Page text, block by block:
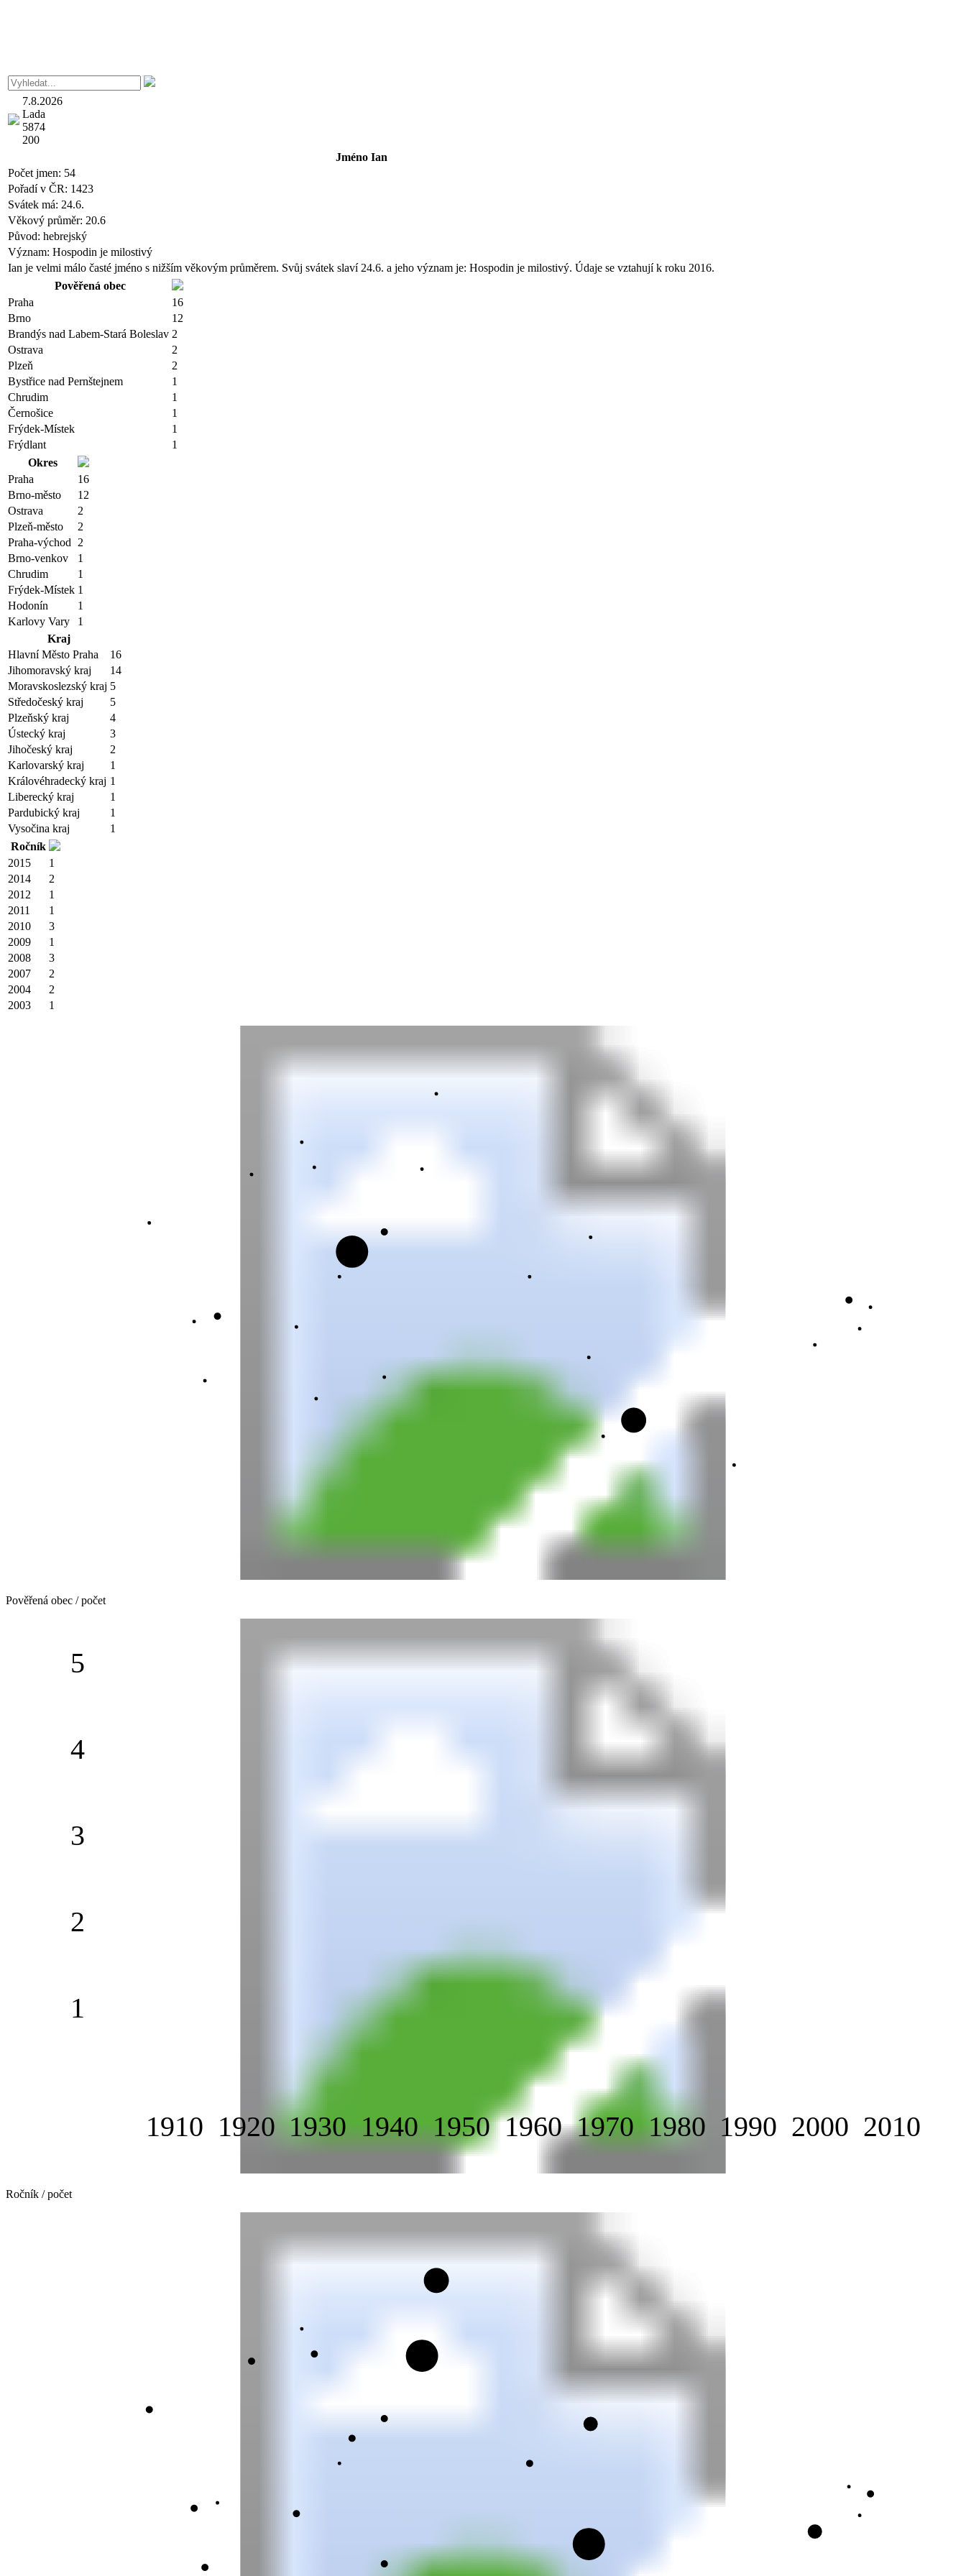
7.8.2026
Lada
5874
200
JménoIan
Počet jmen: 54
Pořadí v ČR: 1423
Svátek má: 24.6.
Věkový průměr: 20.6
Původ: hebrejský
Význam: Hospodin je milostivý
Ian je velmi málo časté jméno s nižším věkovým průměrem. Svůj svátek slaví 24.6. a jeho význam je: Hospodin je milostivý. Údaje se vztahují k roku 2016.
Pověřená obec
Praha
16
Brno
12
Brandýs nad Labem-Stará Boleslav 2
Ostrava
2
Plzeň
2
Bystřice nad Pernštejnem
1
Chrudim
1
Černošice
1
Frýdek-Místek
1
Frýdlant
1
Okres
Praha
16
Brno-město
12
Ostrava
2
Plzeň-město
2
Praha-východ
2
Brno-venkov
1
Chrudim
1
Frýdek-Místek 1
Hodonín
1
Karlovy Vary
1
Kraj
Hlavní Město Praha
16
Jihomoravský kraj
14
Moravskoslezský kraj 5
Středočeský kraj
5
Plzeňský kraj
4
Ústecký kraj
3
Jihočeský kraj
2
Karlovarský kraj
1
Královéhradecký kraj 1
Liberecký kraj
1
Pardubický kraj
1
Vysočina kraj
1
Ročník
2015
1
2014
2
2012
1
2011
1
2010
3
2009
1
2008
3
2007
2
2004
2
2003
1
Pověřená obec / počet
1910 1920 1930 1940 1950 1960 1970 1980 1990 2000 2010
1
2
3
4
5
Ročník / počet